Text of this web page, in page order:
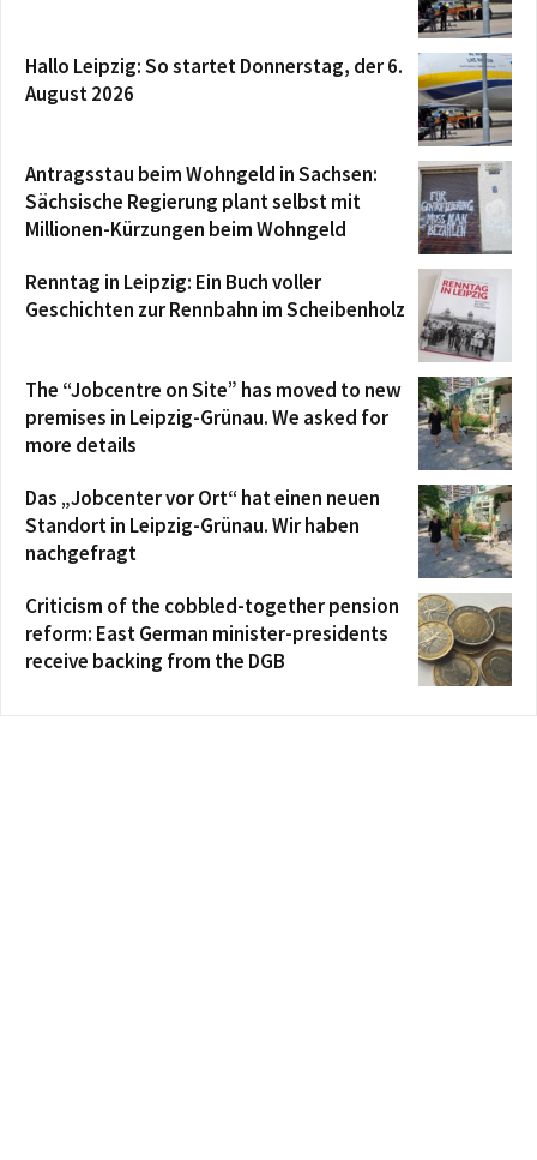
Hallo Leipzig: So startet Donnerstag, der 6.
August 2026
Antragsstau beim Wohngeld in Sachsen:
Sächsische Regierung plant selbst mit
Millionen-Kürzungen beim Wohngeld
Renntag in Leipzig: Ein Buch voller
Geschichten zur Rennbahn im Scheibenholz
The “Jobcentre on Site” has moved to new
premises in Leipzig-Grünau. We asked for
more details
Das „Jobcenter vor Ort“ hat einen neuen
Standort in Leipzig-Grünau. Wir haben
nachgefragt
Criticism of the cobbled-together pension
reform: East German minister-presidents
receive backing from the DGB